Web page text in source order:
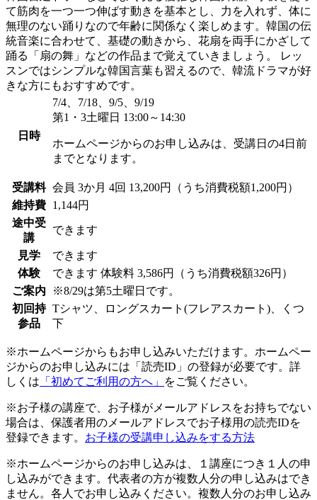
て筋肉を一つ一つ伸ばす動きを基本とし、力を入れず、体に
無理のない踊りなので年齢に関係なく楽しめます。韓国の伝
統音楽に合わせて、基礎の動きから、花扇を両手にかざして
踊る「扇の舞」などの作品まで覚えていきましょう。 レッ
スンではシンプルな韓国言葉も習えるので、韓流ドラマが好
きな方にもおすすめです。
日時
7/4、7/18、9/5、9/19
第1・3土曜日 13:00～14:30
ホームページからのお申し込みは、受講日の4日前
までとなります。
受講料 会員 3か月 4回 13,200円（うち消費税額1,200円）
維持費
1,144円
途中受
講
できます
見学
できます
体験
できます 体験料 3,586円（うち消費税額326円）
ご案内
※8/29は第5土曜日です。
初回持
参品
Tシャツ、ロングスカート(フレアスカート)、くつ
下
※ホームページからもお申し込みいただけます。ホームペー
ジからのお申し込みには「読売ID」の登録が必要です。詳
しくは 「初めてご利用の方へ」 をご覧ください。
※お子様の講座で、お子様がメールアドレスをお持ちでない
場合は、保護者用のメールアドレスでお子様用の読売IDを
登録できます。 お子様の受講申し込みをする方法
※ホームページからのお申し込みは、１講座につき１人の申
し込みができます。代表者の方が複数人分の申し込みはでき
ません。各人でお申し込みください。複数人分のお申し込み